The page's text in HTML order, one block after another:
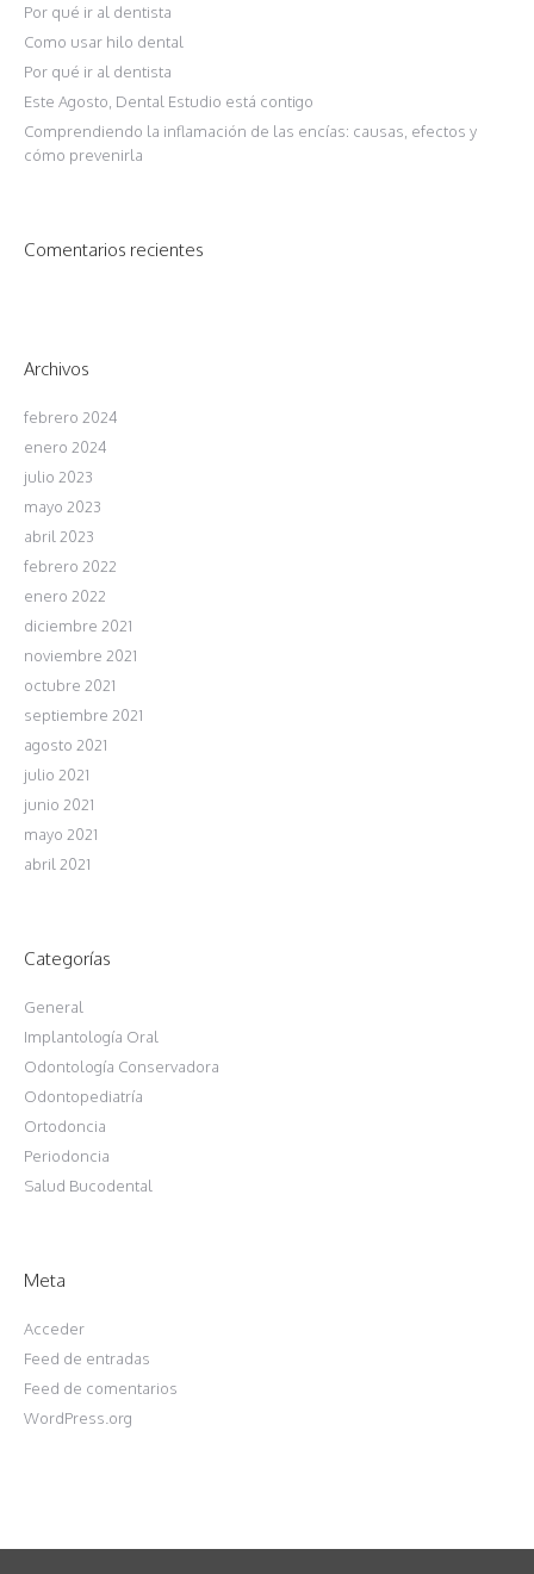
Por qué ir al dentista
Como usar hilo dental
Por qué ir al dentista
Este Agosto, Dental Estudio está contigo
Comprendiendo la inflamación de las encías: causas, efectos y
cómo prevenirla
Comentarios recientes
Archivos
febrero 2024
enero 2024
julio 2023
mayo 2023
abril 2023
febrero 2022
enero 2022
diciembre 2021
noviembre 2021
octubre 2021
septiembre 2021
agosto 2021
julio 2021
junio 2021
mayo 2021
abril 2021
Categorías
General
Implantología Oral
Odontología Conservadora
Odontopediatría
Ortodoncia
Periodoncia
Salud Bucodental
Meta
Acceder
Feed de entradas
Feed de comentarios
WordPress.org